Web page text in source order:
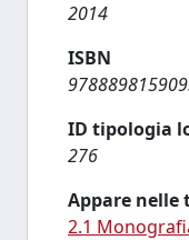
2014
ISBN
ID tipologia
276
Appare nelle
2.1